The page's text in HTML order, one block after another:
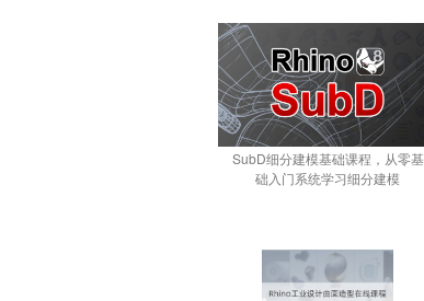
SubD细分建模基础课程，从零基
础入门系统学习细分建模